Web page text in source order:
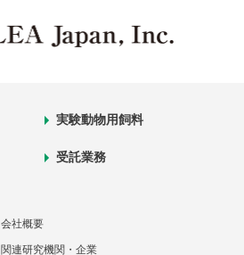
実験動物用飼料
受託業務
会社概要
関連研究機関・企業